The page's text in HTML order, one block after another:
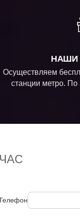
НАШИ
Осуществляем
станции метро.